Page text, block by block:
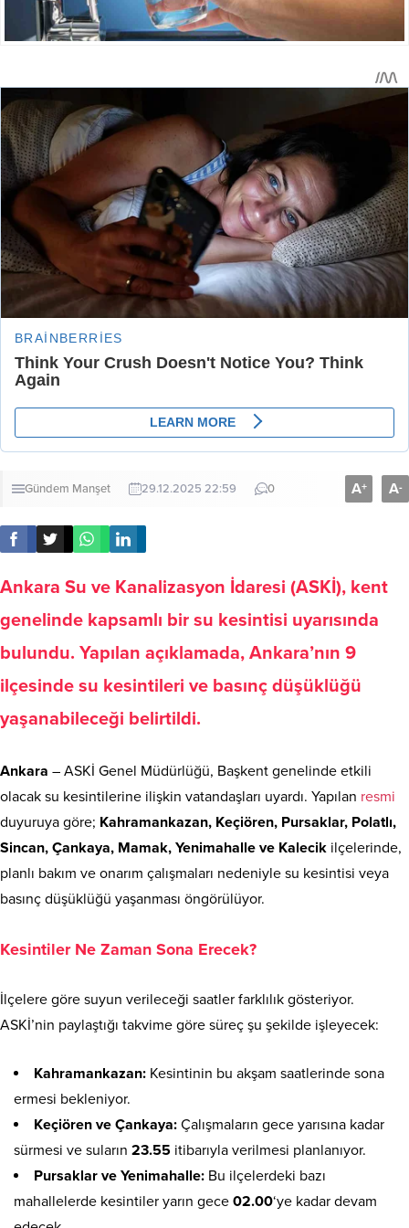
Gündem Manşet 29.12.2025 22:59 0 A+ A-
Ankara Su ve Kanalizasyon İdaresi (ASKİ), kent
genelinde kapsamlı bir su kesintisi uyarısında
bulundu. Yapılan açıklamada, Ankara’nın 9
ilçesinde su kesintileri ve basınç düşüklüğü
yaşanabileceği belirtildi.
Ankara – ASKİ Genel Müdürlüğü, Başkent genelinde etkili
olacak su kesintilerine ilişkin vatandaşları uyardı. Yapılan resmi
duyuruya göre; Kahramankazan, Keçiören, Pursaklar, Polatlı,
Sincan, Çankaya, Mamak, Yenimahalle ve Kalecik ilçelerinde,
planlı bakım ve onarım çalışmaları nedeniyle su kesintisi veya
basınç düşüklüğü yaşanması öngörülüyor.
Kesintiler Ne Zaman Sona Erecek?
İlçelere göre suyun verileceği saatler farklılık gösteriyor.
ASKİ’nin paylaştığı takvime göre süreç şu şekilde işleyecek:
Kahramankazan: Kesintinin bu akşam saatlerinde sona
ermesi bekleniyor.
Keçiören ve Çankaya: Çalışmaların gece yarısına kadar
sürmesi ve suların 23.55 itibarıyla verilmesi planlanıyor.
Pursaklar ve Yenimahalle: Bu ilçelerdeki bazı
mahallelerde kesintiler yarın gece 02.00‘ye kadar devam